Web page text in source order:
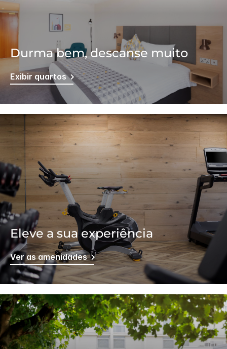
Durma bem, descanse muito
Exibir quartos
Eleve a sua experiência
Ver as amenidades